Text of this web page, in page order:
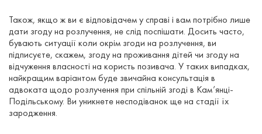
Також, якщо ж ви є відповідачем у справі і вам потрібно лише
дати згоду на розлучення, не слід поспішати. Досить часто,
бувають ситуації коли окрім згоди на розлучення, ви
підписуєте, скажем, згоду на проживання дітей чи згоду на
відчуження власності на користь позивача. У таких випадках,
найкращим варіантом буде звичайна консультація в
адвоката щодо розлучення при спільній згоді в Кам’янці-
Подільському. Ви уникнете несподіванок ще на стадії їх
зародження.